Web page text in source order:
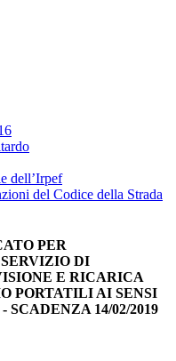
dell’Irpef
del Codice della Strada
PER
DI
E RICARICA
PORTATILI AI SENSI
SCADENZA 14/02/2019